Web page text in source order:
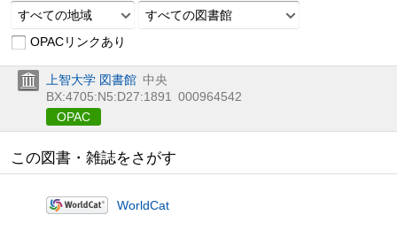
すべての地域
すべての図書館
OPACリンクあり
上智大学 図書館 中央
BX:4705:N5:D27:1891
000964542
OPAC
この図書・雑誌をさがす
WorldCat